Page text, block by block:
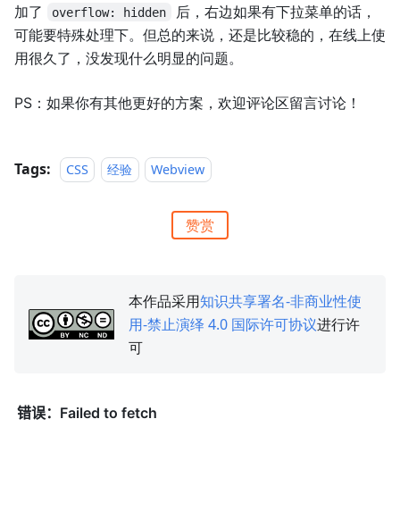
加了
overflow: hidden
后，右边如果有下拉菜单的话，
可能要特殊处理下。但总的来说，还是比较稳的，在线上使
用很久了，没发现什么明显的问题。
PS：如果你有其他更好的方案，欢迎评论区留言讨论！
Tags: CSS 经验 Webview
赞赏
本作品采用知识共享署名-非商业性使
用-禁止演绎 4.0 国际许可协议进行许
可